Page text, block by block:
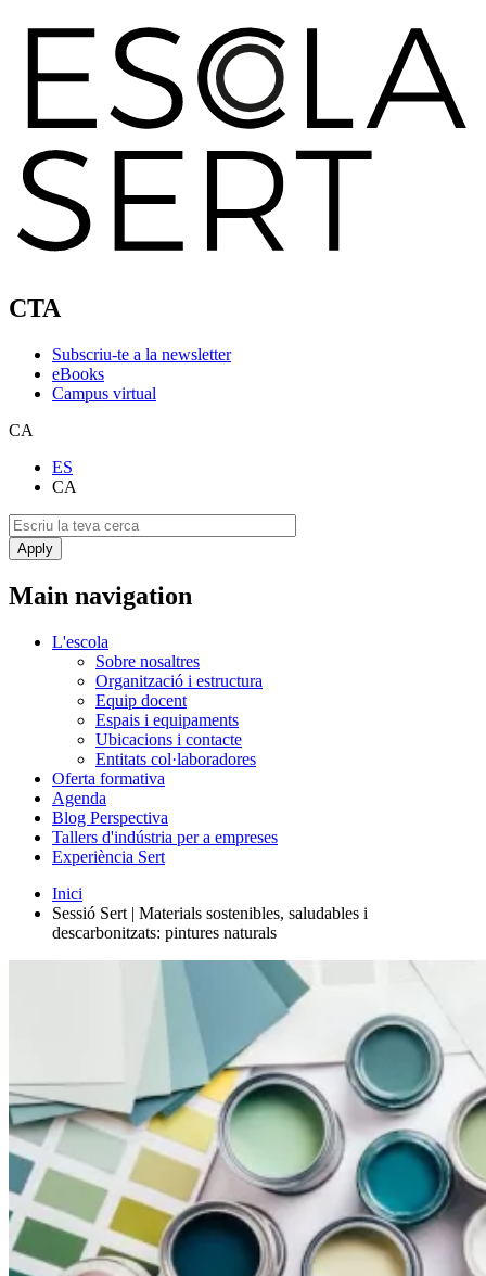
CTA
Subscriu-te a la newsletter
eBooks
Campus virtual
CA
ES
CA
Main navigation
L'escola
Sobre nosaltres
Organització i estructura
Equip docent
Espais i equipaments
Ubicacions i contacte
Entitats col·laboradores
Oferta formativa
Agenda
Blog Perspectiva
Tallers d'indústria per a empreses
Experiència Sert
Inici
Sessió Sert | Materials sostenibles, saludables i
descarbonitzats: pintures naturals